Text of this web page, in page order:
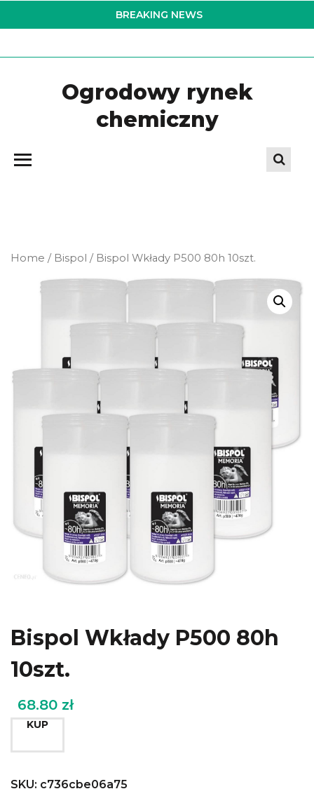
to
BREAKING NEWS
Ogrodowy rynek
chemiczny
Home / Bispol / Bispol Wkłady P500 80h 10szt.
Bispol Wkłady P500 80h
10szt.
68.80 zł
KUP
SKU: c736cbe06a75